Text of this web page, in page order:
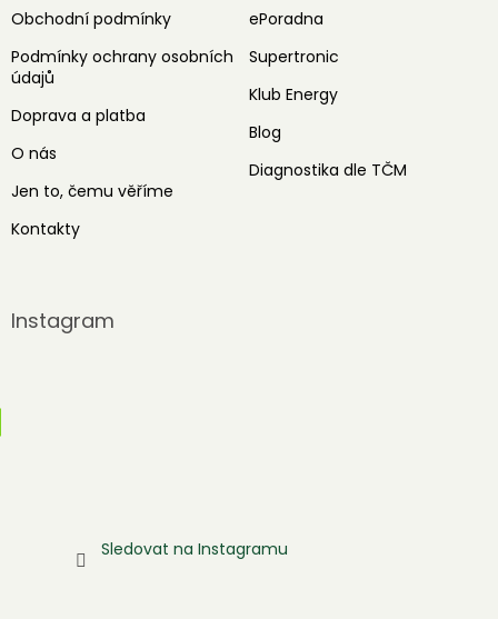
Obchodní podmínky
Podmínky ochrany osobních
údajů
Doprava a platba
O nás
Jen to, čemu věříme
Kontakty
ePoradna
Supertronic
Klub Energy
Blog
Diagnostika dle TČM
Instagram
Sledovat na Instagramu